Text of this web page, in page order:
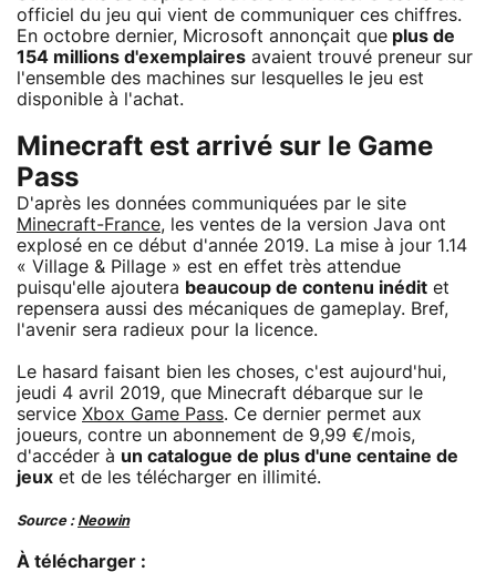
officiel du jeu qui vient de communiquer ces chiffres.
En octobre dernier, Microsoft annonçait que plus de
154 millions d'exemplaires avaient trouvé preneur sur
l'ensemble des machines sur lesquelles le jeu est
disponible à l'achat.
Minecraft est arrivé sur le Game
Pass
D'après les données communiquées par le site
Minecraft-France, les ventes de la version Java ont
explosé en ce début d'année 2019. La mise à jour 1.14
« Village & Pillage » est en effet très attendue
puisqu'elle ajoutera beaucoup de contenu inédit et
repensera aussi des mécaniques de gameplay. Bref,
l'avenir sera radieux pour la licence.
Le hasard faisant bien les choses, c'est aujourd'hui,
jeudi 4 avril 2019, que Minecraft débarque sur le
service Xbox Game Pass. Ce dernier permet aux
joueurs, contre un abonnement de 9,99 €/mois,
d'accéder à un catalogue de plus d'une centaine de
jeux et de les télécharger en illimité.
Source : Neowin
À télécharger :